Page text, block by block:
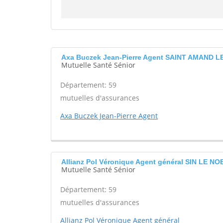
Axa Buczek Jean-Pierre Agent SAINT AMAND
Mutuelle Santé Sénior
Département: 59
mutuelles d'assurances
Axa Buczek Jean-Pierre Agent
Allianz Pol Véronique Agent général SIN LE
Mutuelle Santé Sénior
Département: 59
mutuelles d'assurances
Allianz Pol Véronique Agent général